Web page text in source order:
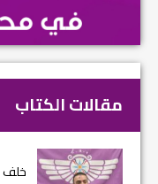
مقالات الكتاب
خلف